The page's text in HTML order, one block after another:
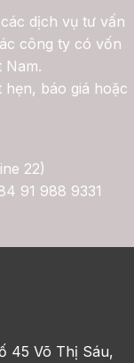
dịch vụ tư vấn
công ty có vốn
Nam.
báo giá hoặc
22)
91 988 9331
45 Võ Thị Sáu,